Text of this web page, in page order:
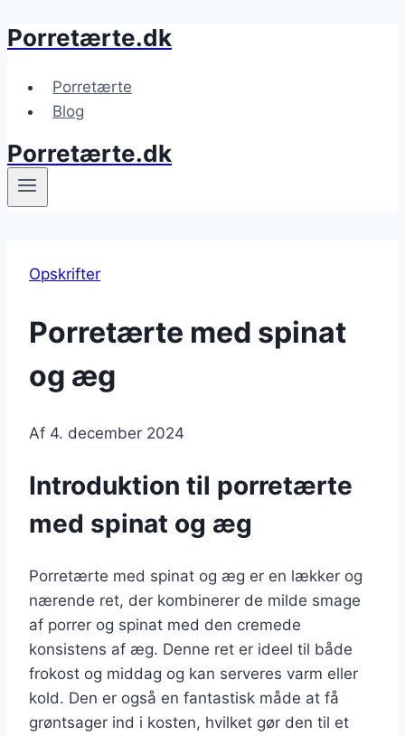
Fortsæt
indhold
Porretærte.dk
Porretærte
Blog
Porretærte.dk
Opskrifter
Porretærte med spinat
og æg
Af 4. december 2024
Introduktion til porretærte
med spinat og æg
Porretærte med spinat og æg er en lækker og
nærende ret, der kombinerer de milde smage
af porrer og spinat med den cremede
konsistens af æg. Denne ret er ideel til både
frokost og middag og kan serveres varm eller
kold. Den er også en fantastisk måde at få
grøntsager ind i kosten, hvilket gør den til et